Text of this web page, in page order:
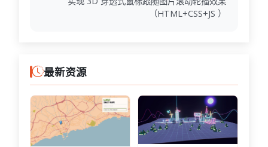
（HTML+CSS+JS ）
最新资源